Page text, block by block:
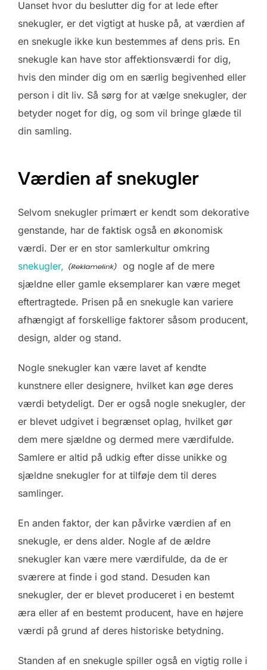
Uanset hvor du beslutter dig for at lede efter
snekugler, er det vigtigt at huske på, at værdien af
en snekugle ikke kun bestemmes af dens pris. En
snekugle kan have stor affektionsværdi for dig,
hvis den minder dig om en særlig begivenhed eller
person i dit liv. Så sørg for at vælge snekugler, der
betyder noget for dig, og som vil bringe glæde til
din samling.
Værdien af snekugler
Selvom snekugler primært er kendt som dekorative
genstande, har de faktisk også en økonomisk
værdi. Der er en stor samlerkultur omkring
snekugler,
og nogle af de mere
sjældne eller gamle eksemplarer kan være meget
eftertragtede. Prisen på en snekugle kan variere
afhængigt af forskellige faktorer såsom producent,
design, alder og stand.
Nogle snekugler kan være lavet af kendte
kunstnere eller designere, hvilket kan øge deres
værdi betydeligt. Der er også nogle snekugler, der
er blevet udgivet i begrænset oplag, hvilket gør
dem mere sjældne og dermed mere værdifulde.
Samlere er altid på udkig efter disse unikke og
sjældne snekugler for at tilføje dem til deres
samlinger.
En anden faktor, der kan påvirke værdien af en
snekugle, er dens alder. Nogle af de ældre
snekugler kan være mere værdifulde, da de er
sværere at finde i god stand. Desuden kan
snekugler, der er blevet produceret i en bestemt
æra eller af en bestemt producent, have en højere
værdi på grund af deres historiske betydning.
Standen af en snekugle spiller også en vigtig rolle i